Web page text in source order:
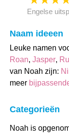
Engelse
Naam ideeen
Leuke namen
Roan, Jasper,
van Noah zijn:
meer
Categorieën
Noah is